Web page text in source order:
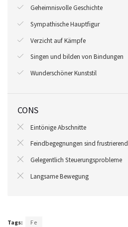
Geheimnisvolle Geschichte
Sympathische Hauptfigur
Verzicht auf Kämpfe
Singen und bilden von Bindungen
Wunderschöner Kunststil
CONS
Eintönige Abschnitte
Feindbegegnungen sind frustrierend
Gelegentlich Steuerungsprobleme
Langsame Bewegung
Tags: Fe